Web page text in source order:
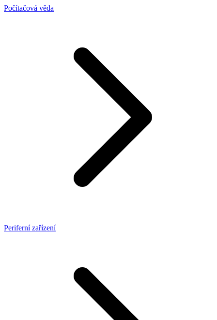
Počítačová věda
Periferní zařízení